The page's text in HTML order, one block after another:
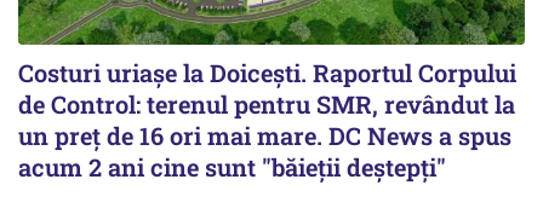
Costuri uriaşe la Doiceşti. Raportul Corpului
de Control: terenul pentru SMR, revândut la
un preţ de 16 ori mai mare. DC News a spus
acum 2 ani cine sunt "băieţii deştepţi"